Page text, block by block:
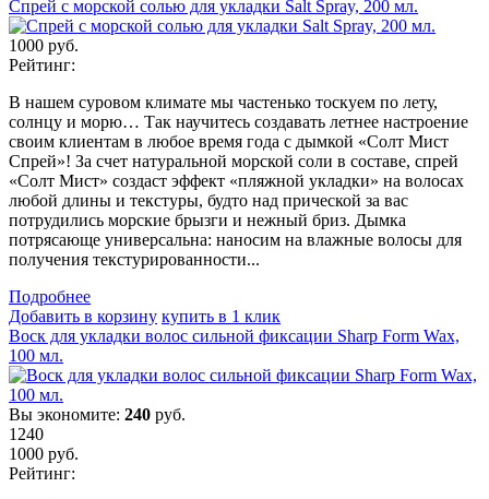
Спрей с морской солью для укладки Salt Spray, 200 мл.
1000 руб.
Рейтинг:
В нашем суровом климате мы частенько тоскуем по лету,
солнцу и морю… Так научитесь создавать летнее настроение
своим клиентам в любое время года с дымкой «Солт Мист
Спрей»! За счет натуральной морской соли в составе, спрей
«Солт Мист» создаст эффект «пляжной укладки» на волосах
любой длины и текстуры, будто над прической за вас
потрудились морские брызги и нежный бриз. Дымка
потрясающе универсальна: наносим на влажные волосы для
получения текстурированности...
Подробнеe
Добавить в корзину купить в 1 клик
Воск для укладки волос сильной фиксации Sharp Form Wax,
100 мл.
Вы экономите: 240 руб.
1240
1000 руб.
Рейтинг: